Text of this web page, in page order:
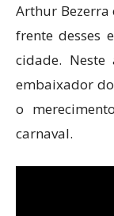
Arthur Bezerra
frente desses
cidade.
embaixador
o
carnaval.